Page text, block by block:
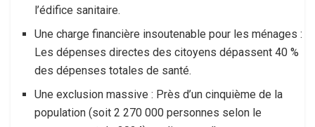
l’édifice sanitaire.
Une charge financière insoutenable pour les ménages :
Les dépenses directes des citoyens dépassent 40 %
des dépenses totales de santé.
Une exclusion massive : Près d’un cinquième de la
population (soit 2 270 000 personnes selon le